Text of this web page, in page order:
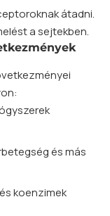
átadni.
a sejtekben.
és más
koenzimek